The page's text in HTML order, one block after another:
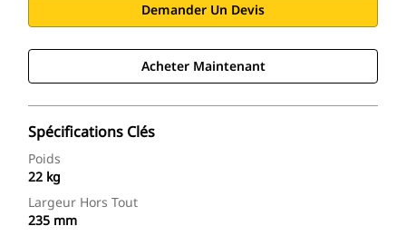
Demander Un Devis
Acheter Maintenant
Spécifications Clés
Poids
22 kg
Largeur Hors Tout
235 mm